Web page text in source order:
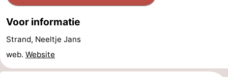
-
Zwembaden
-
Voor informatie
Strand, Neeltje Jans
web. Website